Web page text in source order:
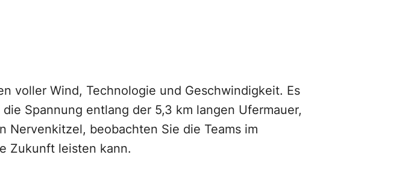
voller Wind, Technologie und Geschwindigkeit. Es
Spannung entlang der 5,3 km langen Ufermauer,
Nervenkitzel, beobachten Sie die Teams im
Zukunft leisten kann.